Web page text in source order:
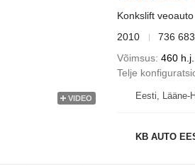
VIDEO
Konkslift veoauto
2010
736
Võimsus 460
Telje
Eesti, Lääne-
KB AUTO